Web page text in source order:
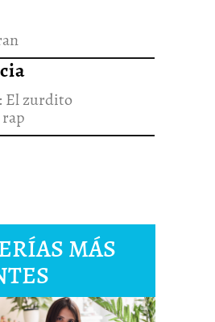
Yoky Barrios: El zurdito
talentoso del rap
El zurdito
MÁS